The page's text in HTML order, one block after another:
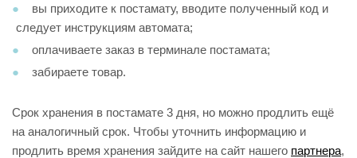
вы приходите к постамату, вводите полученный код и
следует инструкциям автомата;
оплачиваете заказ в терминале постамата;
забираете товар.
Срок хранения в постамате 3 дня, но можно продлить ещё
на аналогичный срок. Чтобы уточнить информацию и
продлить время хранения зайдите на сайт нашего партнера,